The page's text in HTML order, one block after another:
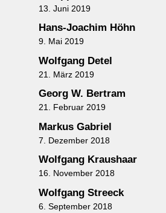
13. Juni 2019
Hans-Joachim Höhn
9. Mai 2019
Wolfgang Detel
21. März 2019
Georg W. Bertram
21. Februar 2019
Markus Gabriel
7. Dezember 2018
Wolfgang Kraushaar
16. November 2018
Wolfgang Streeck
6. September 2018